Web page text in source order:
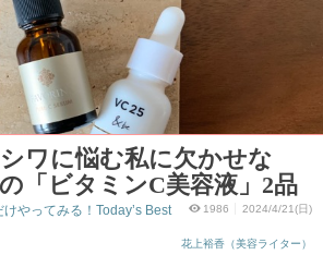
ワに悩む私に欠かせな
「ビタミンC美容液」2品
1986 2024/4/21(日)
花上裕香（美容ライター）
やってみる！Today’s Best